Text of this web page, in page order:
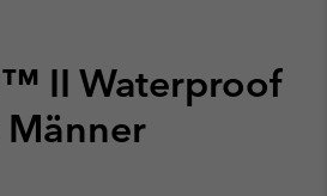
II Waterproof
Männer